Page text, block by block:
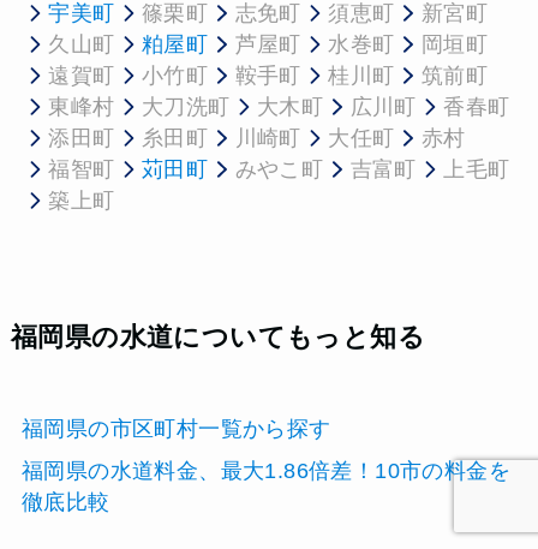
宇美町 篠栗町 志免町 須恵町
新宮町
久山町
粕屋町 芦屋町 水巻町
岡垣町
遠賀町
小竹町 鞍手町 桂川町
筑前町
東峰村
大刀洗町 大木町 広川町
香春町
添田町
糸田町 川崎町 大任町
赤村
福智町
苅田町 みやこ町 吉富町
上毛町
築上町
福岡県の水道についてもっと知る
福岡県の市区町村一覧から探す
福岡県の水道料金、最大1.86倍差！10市の料金を
徹底比較